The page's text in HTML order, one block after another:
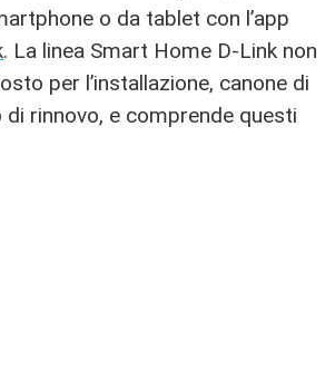
o da tablet con l’app
. La linea Smart Home D-Link non
per l’installazione, canone di
rinnovo, e comprende questi